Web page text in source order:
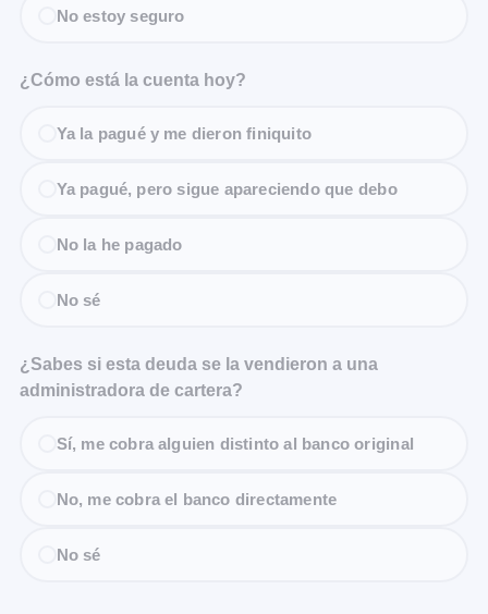
No estoy seguro
¿Cómo está la cuenta hoy?
Ya la pagué y me dieron finiquito
Ya pagué, pero sigue apareciendo que debo
No la he pagado
No sé
¿Sabes si esta deuda se la vendieron a una
administradora de cartera?
Sí, me cobra alguien distinto al banco original
No, me cobra el banco directamente
No sé